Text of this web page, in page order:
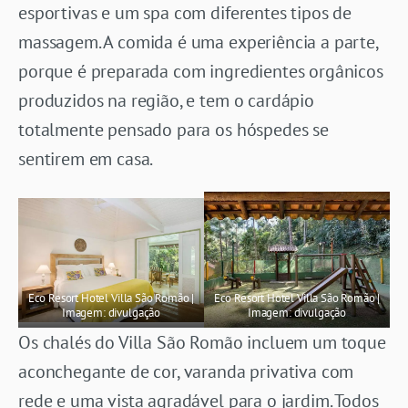
esportivas e um spa com diferentes tipos de
massagem. A comida é uma experiência a parte,
porque é preparada com ingredientes orgânicos
produzidos na região, e tem o cardápio
totalmente pensado para os hóspedes se
sentirem em casa.
Eco Resort Hotel Villa São Romão |
Imagem: divulgação
Eco Resort Hotel Villa São Romão |
Imagem: divulgação
Os chalés do Villa São Romão incluem um toque
aconchegante de cor, varanda privativa com
rede e uma vista agradável para o jardim. Todos